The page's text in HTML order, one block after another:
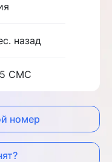
назад
CMC
номер